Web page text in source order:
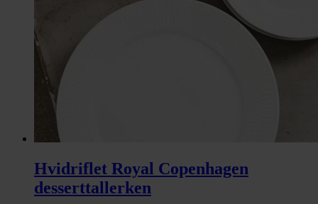
Hvidriflet Royal Copenhagen
desserttallerken